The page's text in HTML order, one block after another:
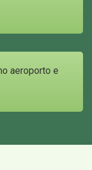
aeroporto e